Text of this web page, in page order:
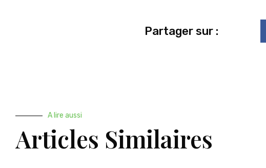
Partager sur :
A lire aussi
Articles Similaires